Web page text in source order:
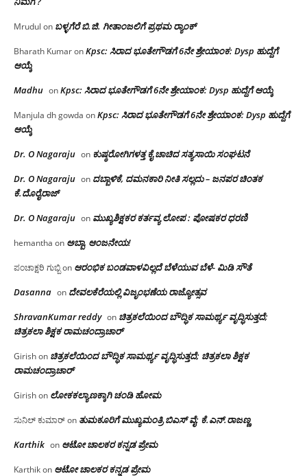
Mrudul on ಬಳ್ಳಗೆರೆ ಬಿ.ಜಿ. ಗೀತಾಂಜಲಿಗೆ ಪ್ರಥಮ ರ‌್ಯಾಂಕ್
Bharath KumaronKpsc: ಸಿರಾದ ಭೂತೇಗೌಡಗೆ 6ನೇ ಶ್ರೇಯಾಂಕ: Dysp ಹುದ್ದೆಗೆ
ಆಯ್ಕೆ
Madhu onKpsc: ಸಿರಾದ ಭೂತೇಗೌಡಗೆ 6ನೇ ಶ್ರೇಯಾಂಕ: Dysp ಹುದ್ದೆಗೆ ಆಯ್ಕೆ
Manjula dh gowda onKpsc: ಸಿರಾದ ಭೂತೇಗೌಡಗೆ 6ನೇ ಶ್ರೇಯಾಂಕ: Dysp ಹುದ್ದೆಗೆ
ಆಯ್ಕೆ
Dr. O Nagaraju on ಕುಷ್ಠರೋಗಿಗಳತ್ತ ಕೈ ಚಾಚಿದ ಸತ್ಯಸಾಯಿ ಸಂಘಟನೆ
Dr. O Nagaraju on ದಬ್ಬಾಳಿಕೆ, ದಮನಕಾರಿ ನೀತಿ ಸಲ್ಲದು – ಜನಪರ ಚಿಂತಕ
ಕೆ.ದೊರೈರಾಜ್
Dr. O Nagaraju on ಮುಖ್ಯಶಿಕ್ಷಕರ ಕರ್ತವ್ಯ ಲೋಪ : ಪೋಷಕರ ಧರಣಿ
hemantha on ಅಬ್ಬಾ, ಆಂಜನೇಯ!
ಪಂಚಾಕ್ಷರಿ ಗುಬ್ಬಿon ಆರಂಭಿಕ ಬಂಡವಾಳವಿಲ್ಲದೆ ಬೆಳೆಯುವ ಬೆಳೆ- ಮಿಡಿ ಸೌತೆ
Dasanna on ದೇವಲಕೆರೆಯಲ್ಲಿ ವಿಜೃಂಭಣೆಯ ರಾಜ್ಯೋತ್ಸವ
ShravanKumar reddy on ಚಿತ್ರಕಲೆಯಿಂದ ಬೌದ್ಧಿಕ ಸಾಮರ್ಥ್ಯ ವೃದ್ಧಿಸುತ್ತದೆ;
ಚಿತ್ರಕಲಾ ಶಿಕ್ಷಕ ರಾಮಚಂದ್ರಾಚಾರ್
Girishon ಚಿತ್ರಕಲೆಯಿಂದ ಬೌದ್ಧಿಕ ಸಾಮರ್ಥ್ಯ ವೃದ್ಧಿಸುತ್ತದೆ; ಚಿತ್ರಕಲಾ ಶಿಕ್ಷಕ
ರಾಮಚಂದ್ರಾಚಾರ್
Girishon ಲೋಕಕಲ್ಯಾಣಕ್ಕಾಗಿ ಚಂಡಿ ಹೋಮ
ಸುನಿಲ್ ಕುಮಾರ್on ತುಮಕೂರಿಗೆ ಮುಖ್ಯಮಂತ್ರಿ ಬಿಎಸ್ ವೈ: ಕೆ.ಎನ್.ರಾಜಣ್ಣ
Karthik on ಆಟೋ ಚಾಲಕರ ಕನ್ನಡ ಪ್ರೇಮ
Karthikon ಆಟೋ ಚಾಲಕರ ಕನ್ನಡ ಪ್ರೇಮ